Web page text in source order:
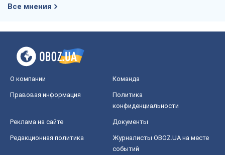
Все мнения
О компании Команда
Правовая информация
Политика
конфиденциальности
Реклама на сайте Документы
Редакционная политика
Журналисты OBOZ.UA на месте
событий